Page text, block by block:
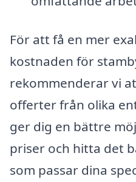
För att få en mer
kostnaden för
rekommenderar vi
offerter från olika
ger dig en bättre
priser och hitta det
som passar dina